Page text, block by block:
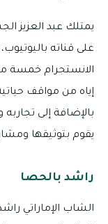
يمتلك عبد العزيز
على قناته
الانستجرام خمسة
إياه من مواقف
بالإضافة إلى تجاربه
يقوم بتوثيقها
راشد بالحصا
الشاب الإماراتي